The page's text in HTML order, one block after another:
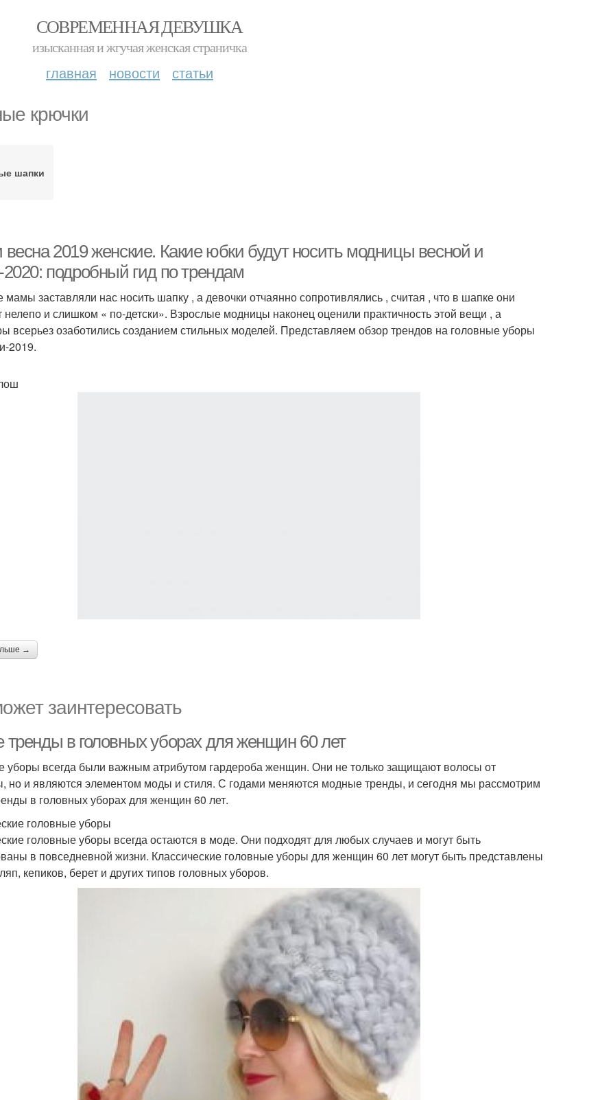
СОВРЕМЕННАЯ ДЕВУШКА
изысканная и жгучая женская страничка
главная новости статьи
крючки
шапки
2019 женские. Какие юбки будут носить модницы весной и
подробный гид по трендам
мамы заставляли нас носить шапку , а девочки отчаянно сопротивлялись , считая , что в шапке они
нелепо и слишком « по-детски». Взрослые модницы наконец оценили практичность этой вещи , а
всерьез озаботились созданием стильных моделей. Представляем обзор трендов на головные уборы
2019.
→
заинтересовать
в головных уборах для женщин 60 лет
уборы всегда были важным атрибутом гардероба женщин. Они не только защищают волосы от
но и являются элементом моды и стиля. С годами меняются модные тренды, и сегодня мы рассмотрим
в головных уборах для женщин 60 лет.
головные уборы
головные уборы всегда остаются в моде. Они подходят для любых случаев и могут быть
в повседневной жизни. Классические головные уборы для женщин 60 лет могут быть представлены
кепиков, берет и других типов головных уборов.